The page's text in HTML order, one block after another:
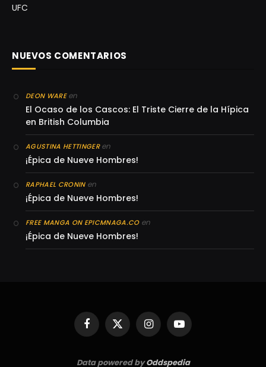
UFC
NUEVOS COMENTARIOS
DEON WAREen
El Ocaso de los Cascos: El Triste Cierre de la Hípica
en British Columbia
AGUSTINA HETTINGERen
¡Épica de Nueve Hombres!
RAPHAEL CRONINen
¡Épica de Nueve Hombres!
FREE MANGA ON EPICMNAGA.COen
¡Épica de Nueve Hombres!
Facebook
X
(Twitter)
InstagramYouTube
Data powered byOddspedia